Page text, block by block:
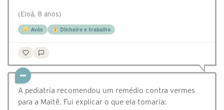
(Eloá, 8 anos)
Avós Dinheiro e trabalho
A pediatria recomendou um remédio contra vermes
para a Maitê. Fui explicar o que ela tomaria: